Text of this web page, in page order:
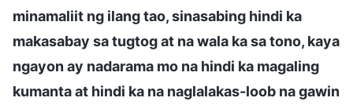
minamaliit ng ilang tao, sinasabing hindi ka
makasabay sa tugtog at na wala ka sa tono, kaya
ngayon ay nadarama mo na hindi ka magaling
kumanta at hindi ka na naglalakas-loob na gawin